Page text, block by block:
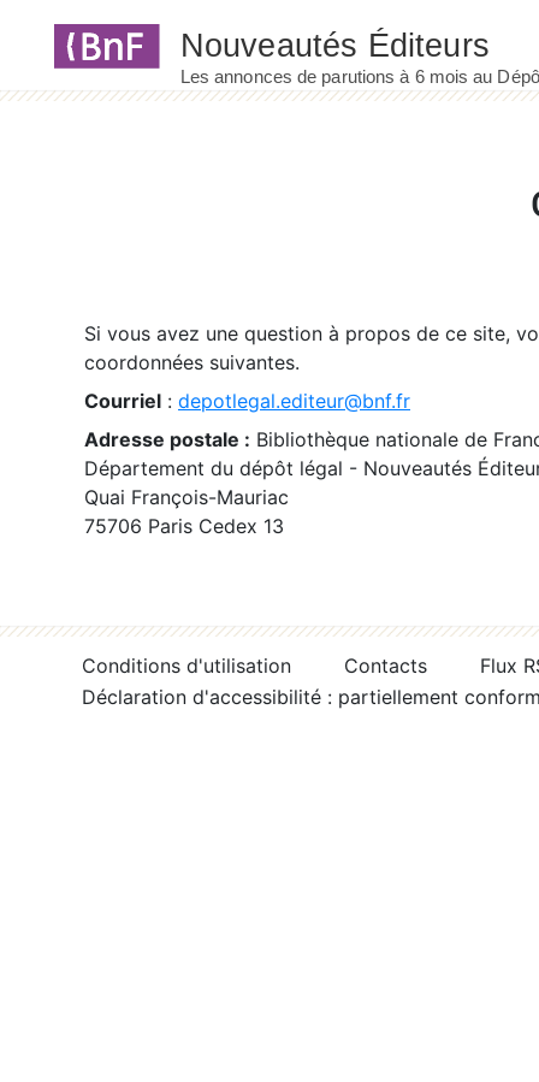
Si vous avez une question à propos de ce site,
coordonnées suivantes.
Courriel : depotlegal.editeur@bnf.fr
Adresse postale : Bibliothèque nationale de
Département du dépôt légal - Nouveautés
Quai François-Mauriac
75706 Paris Cedex 13
Conditions d'utilisation Contacts
Flux
Déclaration d'accessibilité : partiellement